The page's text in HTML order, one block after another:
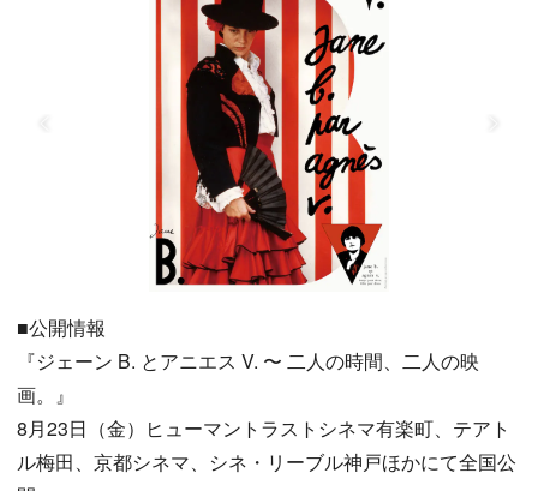
■公開情報
『ジェーン B. とアニエス V. 〜 二人の時間、二人の映
画。』
8月23日（金）ヒューマントラストシネマ有楽町、テアト
ル梅田、京都シネマ、シネ・リーブル神戸ほかにて全国公